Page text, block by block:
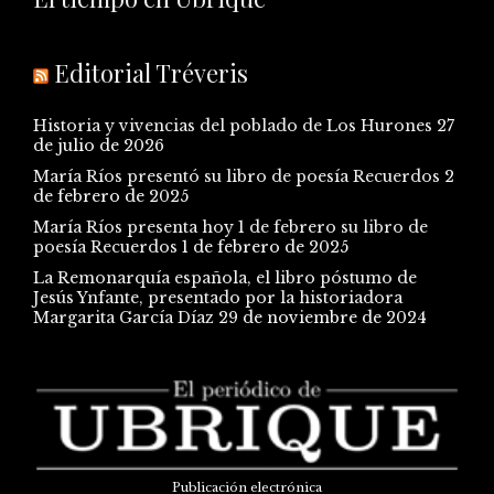
Editorial Tréveris
Historia y vivencias del poblado de Los Hurones 27
de julio de 2026
María Ríos presentó su libro de poesía Recuerdos 2
de febrero de 2025
María Ríos presenta hoy 1 de febrero su libro de
poesía Recuerdos 1 de febrero de 2025
La Remonarquía española, el libro póstumo de
Jesús Ynfante, presentado por la historiadora
Margarita García Díaz 29 de noviembre de 2024
Publicación electrónica